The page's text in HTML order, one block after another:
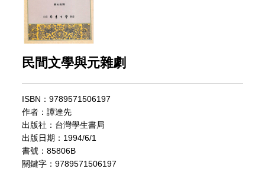
民間文學與元雜劇
ISBN：9789571506197
作者：譚達先
出版社：台灣學生書局
出版日期：1994/6/1
書號：85806B
關鍵字：9789571506197